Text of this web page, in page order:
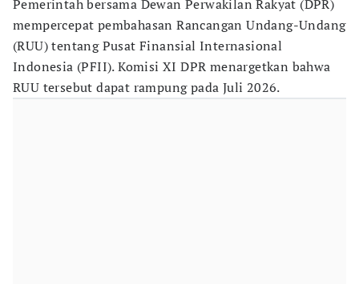
Pemerintah bersama Dewan Perwakilan Rakyat (DPR)
mempercepat pembahasan Rancangan Undang-Undang
(RUU) tentang Pusat Finansial Internasional
Indonesia (PFII). Komisi XI DPR menargetkan bahwa
RUU tersebut dapat rampung pada Juli 2026.